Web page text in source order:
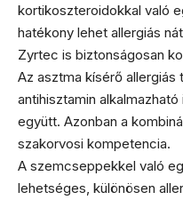
kortikoszteroidokkal való
hatékony lehet allergiás
Zyrtec is biztonságosan
Az asztma kísérő
antihisztamin
együtt. Azonban a
szakorvosi kompetencia.
A szemcseppekkel való
lehetséges, különösen